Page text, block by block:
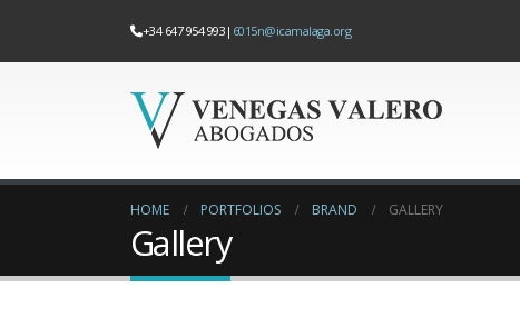
+34 647 954 993 | 6015n@icamalaga.org
HOME PORTFOLIOS BRAND GALLERY
Gallery